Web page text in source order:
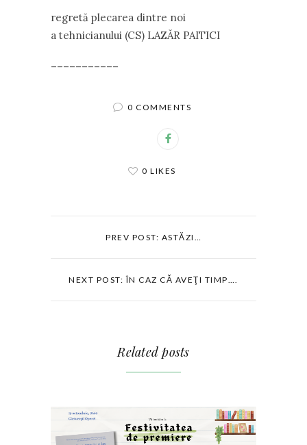
regretă plecarea dintre noi
a tehnicianului (CS) LAZĂR PAITICI
–––––––––––
0 COMMENTS
0 LIKES
PREV POST: ASTĂZI…
NEXT POST: ÎN CAZ CĂ AVEŢI TIMP….
Related posts